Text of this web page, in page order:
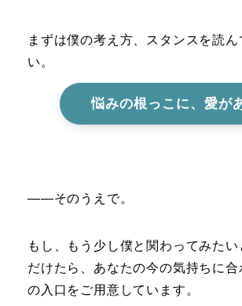
まずは僕の考え方、スタンスを読ん
い。
悩みの根っこに、愛が
――そのうえで。
もし、もう少し僕と関わってみたい
だけたら、あなたの今の気持ちに合
の入口をご用意しています。